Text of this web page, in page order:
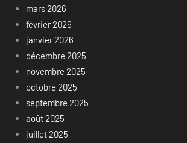
mars 2026
février 2026
janvier 2026
décembre 2025
novembre 2025
octobre 2025
septembre 2025
août 2025
juillet 2025